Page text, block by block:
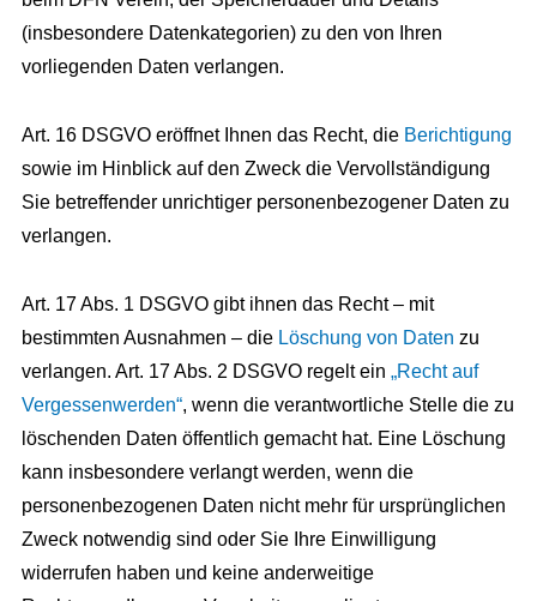
(insbesondere Datenkategorien) zu den von Ihren
vorliegenden Daten verlangen.
Art. 16 DSGVO eröffnet Ihnen das Recht, die Berichtigung
sowie im Hinblick auf den Zweck die Vervollständigung
Sie betreffender unrichtiger personenbezogener Daten zu
verlangen.
Art. 17 Abs. 1 DSGVO gibt ihnen das Recht – mit
bestimmten Ausnahmen – die Löschung von Daten zu
verlangen. Art. 17 Abs. 2 DSGVO regelt ein „Recht auf
Vergessenwerden“, wenn die verantwortliche Stelle die zu
löschenden Daten öffentlich gemacht hat. Eine Löschung
kann insbesondere verlangt werden, wenn die
personenbezogenen Daten nicht mehr für ursprünglichen
Zweck notwendig sind oder Sie Ihre Einwilligung
widerrufen haben und keine anderweitige